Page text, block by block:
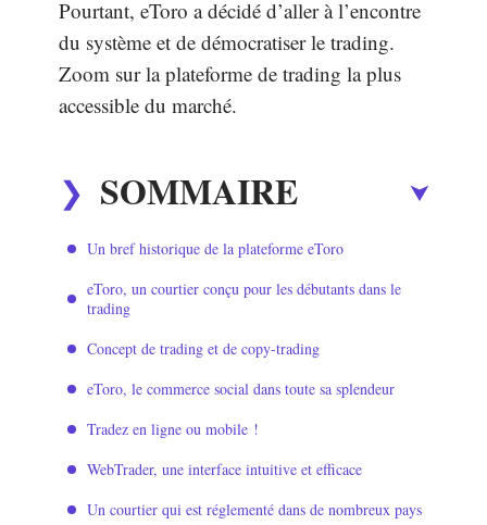
Pourtant, eToro a décidé d’aller à l’encontre
du système et de démocratiser le trading.
Zoom sur la plateforme de trading la plus
accessible du marché.
SOMMAIRE
Un bref historique de la plateforme eToro
eToro, un courtier conçu pour les débutants dans le
trading
Concept de trading et de copy-trading
eToro, le commerce social dans toute sa splendeur
Tradez en ligne ou mobile !
WebTrader, une interface intuitive et efficace
Un courtier qui est réglementé dans de nombreux pays